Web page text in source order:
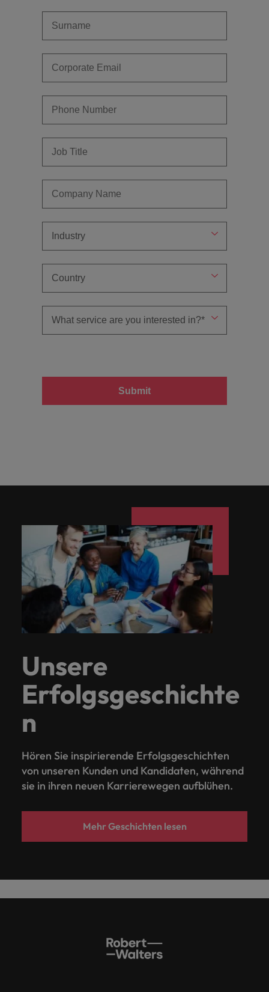
Submit
Unsere
Erfolgsgeschichte
n
Hören Sie inspirierende Erfolgsgeschichten
von unseren Kunden und Kandidaten, während
sie in ihren neuen Karrierewegen aufblühen.
Mehr Geschichten lesen